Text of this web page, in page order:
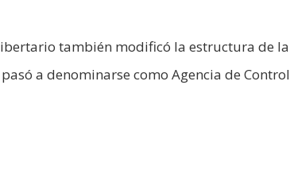
también modificó la estructura de
a denominarse como Agencia de